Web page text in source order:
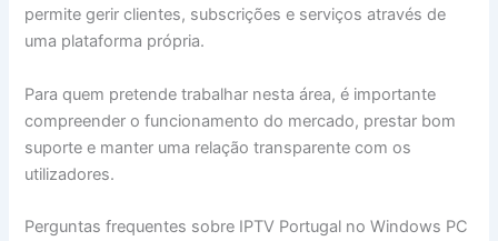
permite gerir clientes, subscrições e serviços através de
uma plataforma própria.
Para quem pretende trabalhar nesta área, é importante
compreender o funcionamento do mercado, prestar bom
suporte e manter uma relação transparente com os
utilizadores.
Perguntas frequentes sobre IPTV Portugal no Windows PC